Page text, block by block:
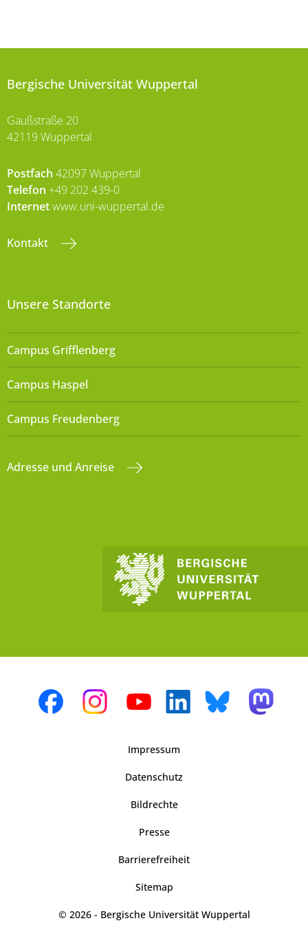
Bergische Universität Wuppertal
Gaußstraße 20
42119 Wuppertal
Postfach 42097 Wuppertal
Telefon +49 202 439-0
Internetwww.uni-wuppertal.de
Kontakt
Unsere Standorte
Campus Grifflenberg
Campus Haspel
Campus Freudenberg
Adresse und Anreise
Impressum
Datenschutz
Bildrechte
Presse
Barrierefreiheit
Sitemap
© 2026 - Bergische Universität Wuppertal